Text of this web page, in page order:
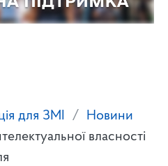
для ЗМІ
Новини
власності